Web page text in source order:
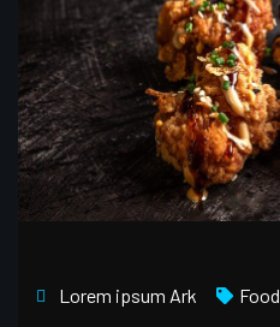
Lorem ipsum Ark Food